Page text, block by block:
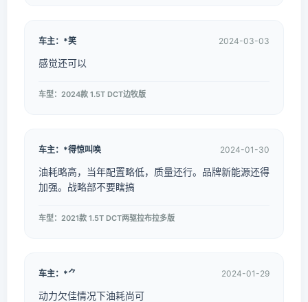
车主：*笑 2024-03-03
感觉还可以
车型：2024款 1.5T DCT边牧版
车主：*得惊叫唤 2024-01-30
油耗略高，当年配置略低，质量还行。品牌新能源还得
加强。战略部不要瞎搞
车型：2021款 1.5T DCT两驱拉布拉多版
车主：*⺈ 2024-01-29
动力欠佳情况下油耗尚可